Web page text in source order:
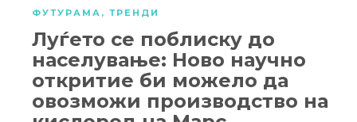
ФУТУРАМА , ТРЕНДИ
Луѓето се поблиску до
населување: Ново научно
откритие би можело да
овозможи производство на